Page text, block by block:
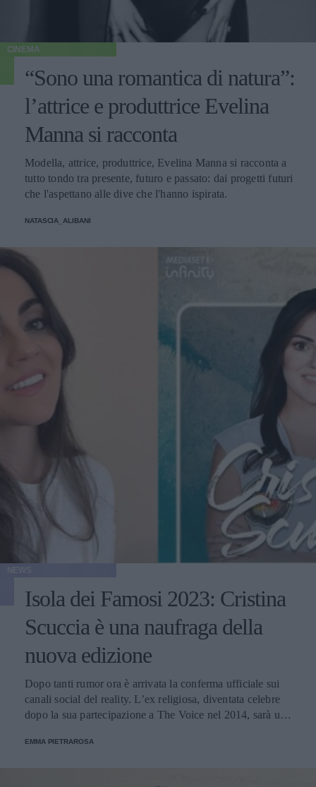
CINEMA
“Sono una romantica di natura”:
l’attrice e produttrice Evelina
Manna si racconta
Modella, attrice, produttrice, Evelina Manna si racconta a
tutto tondo tra presente, futuro e passato: dai progetti futuri
che l'aspettano alle dive che l'hanno ispirata.
NATASCIA_ALIBANI
Isola dei Famosi 2023: Cristina
Scuccia è una naufraga della
nuova edizione
Dopo tanti rumor ora è arrivata la conferma ufficiale sui
canali social del reality. L’ex religiosa, diventata celebre
dopo la sua partecipazione a The Voice nel 2014, sarà una
EMMA PIETRAROSA